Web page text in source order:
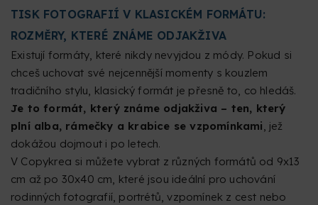
TISK FOTOGRAFIÍ V KLASICKÉM FORMÁTU:
ROZMĚRY, KTERÉ ZNÁME ODJAKŽIVA
Existují formáty, které nikdy nevyjdou z módy. Pokud si
chceš uchovat své nejcennější momenty s kouzlem
tradičního stylu, klasický formát je přesně to, co hledáš.
Je to formát, který známe odjakživa – ten, který
plní alba, rámečky a krabice se vzpomínkami, jež
dokážou dojmout i po letech.
V Copykrea si můžete vybrat z různých formátů od 9x13
cm až po 30x40 cm, které jsou ideální pro uchování
rodinných fotografií, portrétů, vzpomínek z cest nebo